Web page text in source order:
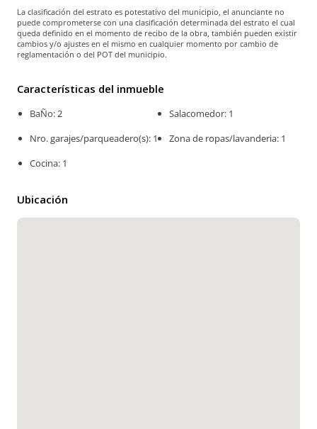
La clasificación del estrato es potestativo del municipio, el anunciante no
puede comprometerse con una clasificación determinada del estrato el cual
queda definido en el momento de recibo de la obra, también pueden existir
cambios y/o ajustes en el mismo en cualquier momento por cambio de
reglamentación o del POT del municipio.
Características del inmueble
BaÑo: 2
Nro. garajes/parqueadero(s): 1
Cocina: 1
Salacomedor: 1
Zona de ropas/lavanderia: 1
Ubicación